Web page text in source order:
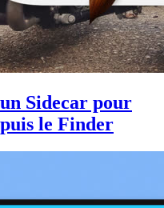
Sidecar pour
le Finder